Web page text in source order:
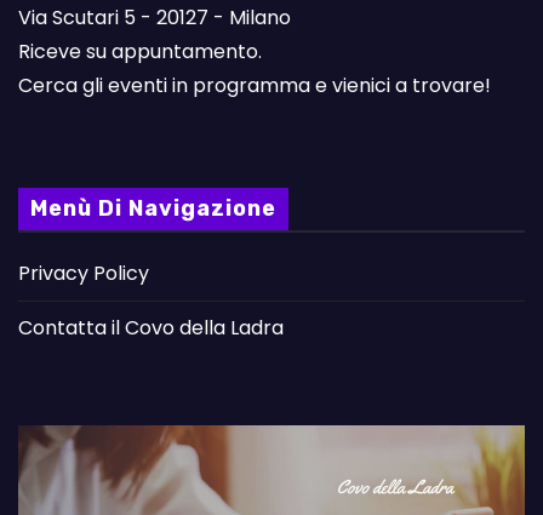
Via Scutari 5 - 20127 - Milano
Riceve su appuntamento.
Cerca gli eventi in programma e vienici a trovare!
Menù Di Navigazione
Privacy Policy
Contatta il Covo della Ladra